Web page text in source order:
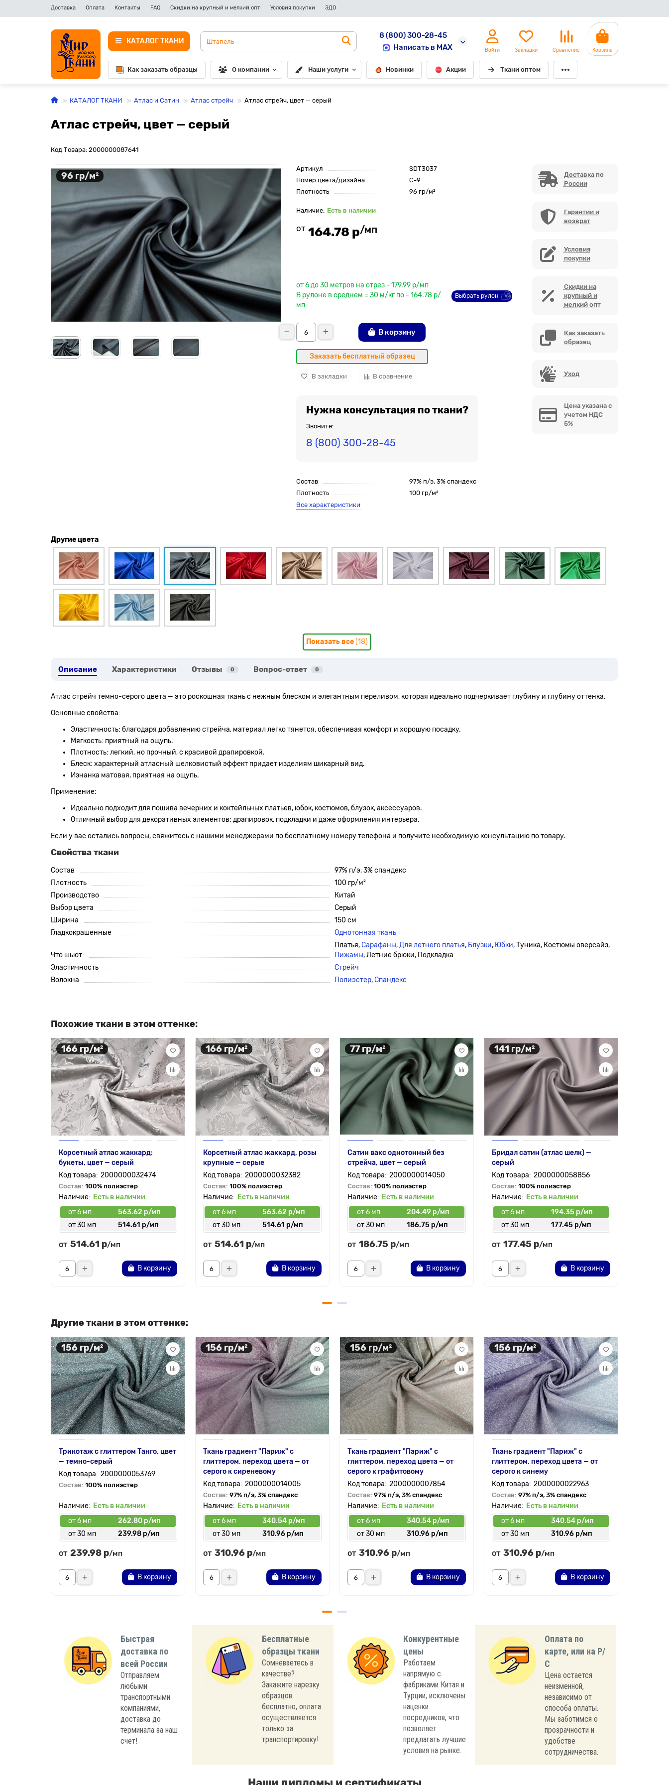
Доставка Оплата Контакты FAQ Скидки на крупный и мелкий опт Условия покупки ЭДО
КАТАЛОГ ТКАНИ
8 (800) 300-28-45
Написать в MAX
Войти Закладки Сравнение Корзина
Как заказать образцы О компании Наши услуги Новинки Акции Ткани оптом
КАТАЛОГ ТКАНИ Атлас и Сатин Атлас стрейч Атлас стрейч, цвет — серый
Атлас стрейч, цвет — серый
Код Товара: 2000000087641
96 гр/м²
Артикул
SDT3037
Номер цвета/дизайна
С-9
Плотность
96 гр/м²
Есть в наличии
от 164.78 р/мп
от 6 до 30 метров на отрез - 179.99 р/мп
В рулоне в среднем = 30 м/кг по - 164.78 р/
мп
Выбрать рулон
В корзину
Заказать бесплатный образец
В закладки В сравнение
Нужна консультация по ткани?
Звоните:
8 (800) 300-28-45
Состав
97% п/э, 3% спандекс
Плотность
100 гр/м²
Все характеристики
Доставка по
России
Гарантии и
возврат
Условия
покупки
Скидки на
крупный и
мелкий опт
Как заказать
образец
Уход
Цена указана с
учетом НДС
5%
Другие цвета
Показать все(18)
Описание Характеристики Отзывы 0 Вопрос-ответ 0
Атлас стрейч темно-серого цвета — это роскошная ткань с нежным блеском и элегантным переливом, которая идеально подчеркивает глубину и глубину оттенка.
Основные свойства:
Эластичность: благодаря добавлению стрейча, материал легко тянется, обеспечивая комфорт и хорошую посадку.
Мягкость: приятный на ощупь.
Плотность: легкий, но прочный, с красивой драпировкой.
Блеск: характерный атласный шелковистый эффект придает изделиям шикарный вид.
Изнанка матовая, приятная на ощупь.
Применение:
Идеально подходит для пошива вечерних и коктейльных платьев, юбок, костюмов, блузок, аксессуаров.
Отличный выбор для декоративных элементов: драпировок, подкладки и даже оформления интерьера.
Если у вас остались вопросы, свяжитесь с нашими менеджерами по бесплатному номеру телефона и получите необходимую консультацию по товару.
Свойства ткани
Состав
97% п/э, 3% спандекс
Плотность
100 гр/м²
Производство
Китай
Выбор цвета
Серый
Ширина
150 см
Гладкокрашенные
Однотонная ткань
Что шьют:
Платья,Сарафаны,Для летнего платья, Блузки, Юбки, Туника, Костюмы оверсайз,
Пижамы, Летние брюки, Подкладка
Эластичность
Стрейч
Волокна
Полиэстер,Спандекс
Похожие ткани в этом оттенке:
166 гр/м²
Корсетный атлас жаккард:
букеты, цвет — серый
2000000032474
Состав: 100% полиэстер
Есть в наличии
от 6 мп
563.62 р/мп
от 30 мп
514.61 р/мп
от 514.61 р/мп
В корзину
166 гр/м²
Корсетный атлас жаккард, розы
крупные — серые
2000000032382
Состав: 100% полиэстер
Есть в наличии
от 6 мп
563.62 р/мп
от 30 мп
514.61 р/мп
от 514.61 р/мп
В корзину
77 гр/м²
Сатин вакс однотонный без
стрейча, цвет — серый
2000000014050
Состав: 100% полиэстер
Есть в наличии
от 6 мп
204.49 р/мп
от 30 мп
186.75 р/мп
от 186.75 р/мп
В корзину
141 гр/м²
Бридал сатин (атлас шелк) —
серый
2000000058856
Состав: 100% полиэстер
Есть в наличии
от 6 мп
194.35 р/мп
от 30 мп
177.45 р/мп
от 177.45 р/мп
В корзину
Другие ткани в этом оттенке:
156 гр/м²
Трикотаж с глиттером Танго, цвет
— темно-серый
2000000053769
Состав: 100% полиэстер
Есть в наличии
от 6 мп
262.80 р/мп
от 30 мп
239.98 р/мп
от 239.98 р/мп
В корзину
156 гр/м²
Ткань градиент "Париж" с
глиттером, переход цвета — от
серого к сиреневому
2000000014005
Состав: 97% п/э, 3% спандекс
Есть в наличии
от 6 мп
340.54 р/мп
от 30 мп
310.96 р/мп
от 310.96 р/мп
В корзину
156 гр/м²
Ткань градиент "Париж" с
глиттером, переход цвета — от
серого к графитовому
2000000007854
Состав: 97% п/э, 3% спандекс
Есть в наличии
от 6 мп
340.54 р/мп
от 30 мп
310.96 р/мп
от 310.96 р/мп
В корзину
156 гр/м²
Ткань градиент "Париж" с
глиттером, переход цвета — от
серого к синему
2000000022963
Состав: 97% п/э, 3% спандекс
Есть в наличии
от 6 мп
340.54 р/мп
от 30 мп
310.96 р/мп
от 310.96 р/мп
В корзину
Быстрая
доставка по
всей России
Отправляем
любыми
транспортными
компаниями,
доставка до
терминала за наш
счет!
Бесплатные
образцы ткани
Сомневаетесь в
качестве?
Закажите нарезку
образцов
бесплатно, оплата
осуществляется
только за
транспортировку!
Конкурентные
цены
Работаем
напрямую с
фабриками Китая и
Турции, исключены
наценки
посредников, что
позволяет
предлагать лучшие
условия на рынке.
Оплата по
карте, или на Р/
С
Цена остается
неизменной,
независимо от
способа оплаты.
Мы заботимся о
прозрачности и
удобстве
сотрудничества.